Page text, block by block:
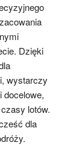
Dzięki
wystarczy
docelowe,
lotów.
dla